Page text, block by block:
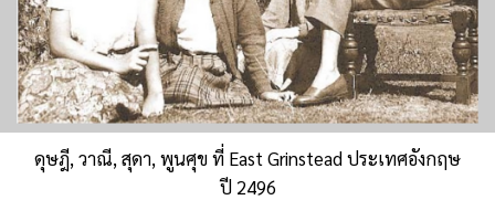
ดุษฎี, วาณี, สุดา, พูนศุข ที่ East Grinstead ประเทศอังกฤษ
ปี 2496